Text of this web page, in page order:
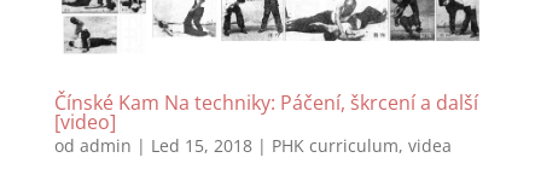
Čínské Kam Na techniky: Páčení, škrcení a další
[video]
od admin | Led 15, 2018| PHK curriculum, videa